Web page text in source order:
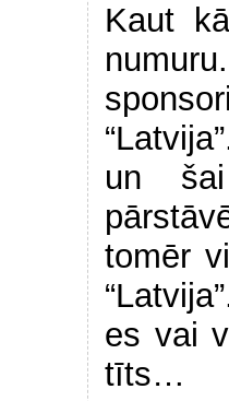
Kaut
un
tomēr
es vai
tīts…